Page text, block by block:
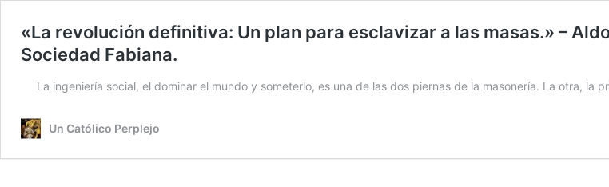
«La revolución definitiva: Un plan para esclavizar a las masas.» –
Sociedad Fabiana.
La ingeniería social, el dominar el mundo y someterlo, es una de las dos piernas de la masonería. La otra, la
Un Católico Perplejo